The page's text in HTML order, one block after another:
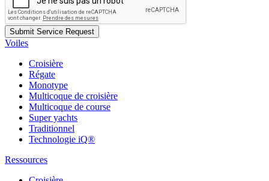
Voiles
Croisière
Régate
Monotype
Multicoque de croisière
Multicoque de course
Super yachts
Traditionnel
Technologie iQ®
Ressources